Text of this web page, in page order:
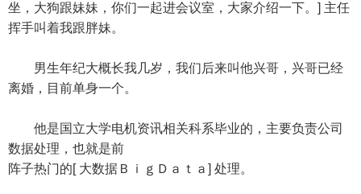
坐，大狗跟妹妹，你们一起进会议室，大家介绍一下。] 主任
挥手叫着我跟胖妹。
男生年纪大概长我几岁，我们后来叫他兴哥，兴哥已经
离婚，目前单身一个。
他是国立大学电机资讯相关科系毕业的，主要负责公司
数据处理，也就是前
阵子热门的[ 大数据ＢｉｇＤａｔａ] 处理。